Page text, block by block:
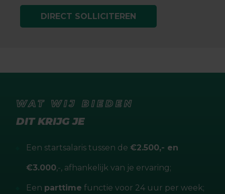
DIRECT SOLLICITEREN
WAT WIJ BIEDEN
DIT KRIJG JE
Een startsalaris tussen de €2.500,- en
€3.000,-, afhankelijk van je ervaring;
Een parttime functie voor 24 uur per week;